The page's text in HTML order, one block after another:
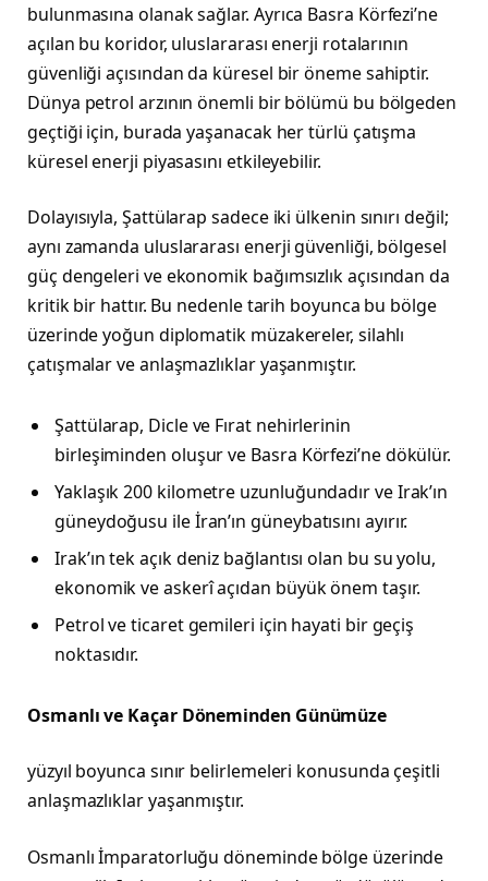
bulunmasına olanak sağlar. Ayrıca Basra Körfezi’ne
açılan bu koridor, uluslararası enerji rotalarının
güvenliği açısından da küresel bir öneme sahiptir.
Dünya petrol arzının önemli bir bölümü bu bölgeden
geçtiği için, burada yaşanacak her türlü çatışma
küresel enerji piyasasını etkileyebilir.
Dolayısıyla, Şattülarap sadece iki ülkenin sınırı değil;
aynı zamanda uluslararası enerji güvenliği, bölgesel
güç dengeleri ve ekonomik bağımsızlık açısından da
kritik bir hattır. Bu nedenle tarih boyunca bu bölge
üzerinde yoğun diplomatik müzakereler, silahlı
çatışmalar ve anlaşmazlıklar yaşanmıştır.
Şattülarap, Dicle ve Fırat nehirlerinin
birleşiminden oluşur ve Basra Körfezi’ne dökülür.
Yaklaşık 200 kilometre uzunluğundadır ve Irak’ın
güneydoğusu ile İran’ın güneybatısını ayırır.
Irak’ın tek açık deniz bağlantısı olan bu su yolu,
ekonomik ve askerî açıdan büyük önem taşır.
Petrol ve ticaret gemileri için hayati bir geçiş
noktasıdır.
Osmanlı ve Kaçar Döneminden Günümüze
yüzyıl boyunca sınır belirlemeleri konusunda çeşitli
anlaşmazlıklar yaşanmıştır.
Osmanlı İmparatorluğu döneminde bölge üzerinde